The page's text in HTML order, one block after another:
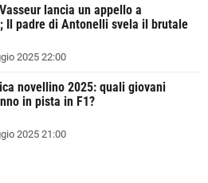
lancia un appello a
Il padre di Antonelli svela il brutale
2025 22:00
novellino 2025: quali giovani
in pista in F1?
2025 21:00